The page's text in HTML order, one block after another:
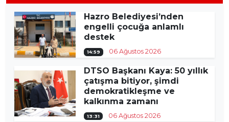
Hazro Belediyesi’nden
engelli çocuğa anlamlı
destek
14:59 06 Ağustos 2026
DTSO Başkanı Kaya: 50 yıllık
çatışma bitiyor, şimdi
demokratikleşme ve
kalkınma zamanı
13:31 06 Ağustos 2026